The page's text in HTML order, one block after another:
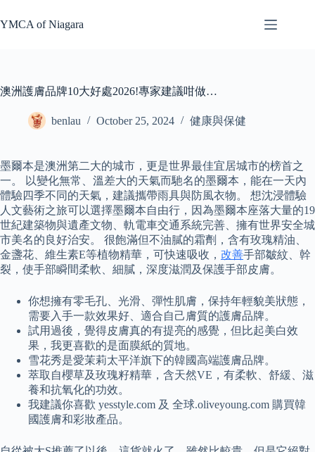
to
content
YMCA of Niagara
澳洲護膚品牌10大好處2026!專家建議咁做…
benlau October 25, 2024 健康與保健
墨爾本是澳洲第二大的城市，更是世界最佳宜居城市的榜首之
一。 以變化無常、溫差大的天氣而馳名的墨爾本，能在一天內
體驗四季不同的天氣，建議攜帶雨具與防風衣物。 想沈浸體驗
人文藝術之旅可以選擇墨爾本自由行，因為墨爾本座落大量的19
世紀建築物與遺產文物、軌電車交通系統完善、擁有世界安全城
市美名的良好治安。 很飽滿但不油膩的霜劑，含有玫瑰精油、
金盞花、維生素E等植物精華，可快速吸收， 改善手部皺紋、幹
裂，使手部瞬間柔軟、細膩，深度滋潤及保護手部皮膚。
你想擁有零毛孔、光滑、彈性肌膚，保持年輕貌美狀態，
需要入手一款效果好、適合自己膚質的護膚品牌。
試用過後，覺得皮膚真的有提亮的感覺，但比起美白效
果，我更喜歡的是面膜紙的質地。
雪花秀是愛茉莉太平洋旗下的韓國高端護膚品牌。
萃取自櫻草及玫瑰籽精華，含天然VE，有柔軟、舒緩、滋
養和抗氧化的功效。
我建議你喜歡 yesstyle.com 及 全球.oliveyoung.com 購買韓
國護膚和彩妝產品。